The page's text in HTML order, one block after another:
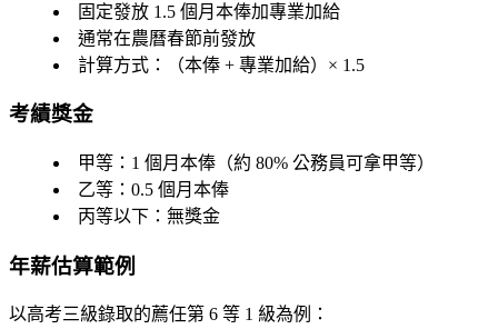
固定發放 1.5 個月 本俸加專業加給
通常在農曆春節前發放
計算方式：（本俸 + 專業加給）× 1.5
考績獎金
甲等：1 個月本俸（約 80% 公務員可拿甲等）
乙等：0.5 個月本俸
丙等以下：無獎金
年薪估算範例
以高考三級錄取的薦任第 6 等 1 級為例：